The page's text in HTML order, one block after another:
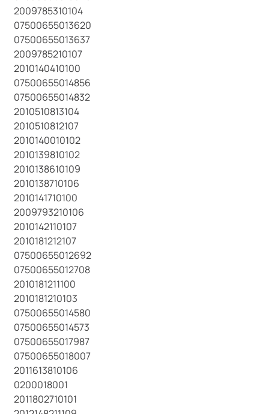
2009785310104
07500655013620
07500655013637
2009785210107
2010140410100
07500655014856
07500655014832
2010510813104
2010510812107
2010140010102
2010139810102
2010138610109
2010138710106
2010141710100
2009793210106
2010142110107
2010181212107
07500655012692
07500655012708
2010181211100
2010181210103
07500655014580
07500655014573
07500655017987
07500655018007
2011613810106
0200018001
2011802710101